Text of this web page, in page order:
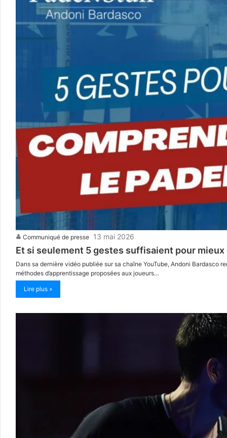
Communiqué de presse 13 mai 2026
Et si seulement 5 gestes suffisaient pour mieux
Dans sa dernière vidéo publiée sur sa chaîne YouTube, Andoni Bardasco
méthodes d’apprentissage proposées aux joueurs…
Lire plus »